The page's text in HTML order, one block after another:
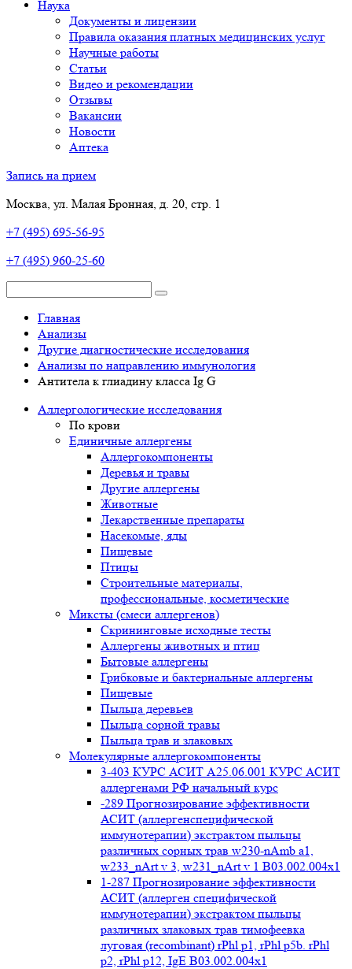
Наука
Документы и лицензии
Правила оказания платных медицинских услуг
Научные работы
Статьи
Видео и рекомендации
Отзывы
Вакансии
Новости
Аптека
Запись на прием
Москва, ул. Малая Бронная, д. 20, стр. 1
+7 (495) 695-56-95
+7 (495) 960-25-60
Главная
Анализы
Другие диагностические исследования
Анализы по направлению иммунология
Антитела к глиадину класса Ig G
Аллергологические исследования
По крови
Единичные аллергены
Аллергокомпоненты
Деревья и травы
Другие аллергены
Животные
Лекарственные препараты
Насекомые, яды
Пищевые
Птицы
Строительные материалы,
профессиональные, косметические
Миксты (смеси аллергенов)
Cкрининговые исходные тесты
Аллергены животных и птиц
Бытовые аллергены
Грибковые и бактериальные аллергены
Пищевые
Пыльца деревьев
Пыльца сорной травы
Пыльца трав и злаковых
Молекулярные аллергокомпоненты
3-403 КУРС АСИТ А25.06.001 КУРС АСИТ
аллергенами РФ начальный курс
-289 Прогнозирование эффективности
АСИТ (аллергенспецифической
иммунотерапии) экстрактом пыльцы
различных сорных трав w230-nAmb a1,
w233_nArt v 3, w231_nArt v 1 В03.002.004x1
1-287 Прогнозирование эффективности
АСИТ (аллерген специфической
иммунотерапии) экстрактом пыльцы
различных злаковых трав тимофеевка
луговая (recombinant) rPhl p1, rPhl p5b. rPhl
p2, rPhl p12, IgE В03.002.004x1